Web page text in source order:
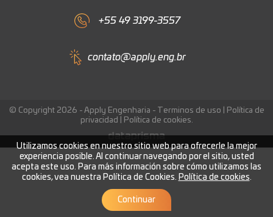
+55 49 3199-3557
contato@apply.eng.br
© Copyright 2026 - Apply Engenharia - Terminos de uso
Política de
privacidad
Política de cookies.
Utilizamos cookies en nuestro sitio web para ofrecerle la mejor
experiencia posible. Al continuar navegando por el sitio, usted
acepta este uso. Para más información sobre cómo utilizamos las
cookies, vea nuestra Política de Cookies. Política de cookies.
Continuar